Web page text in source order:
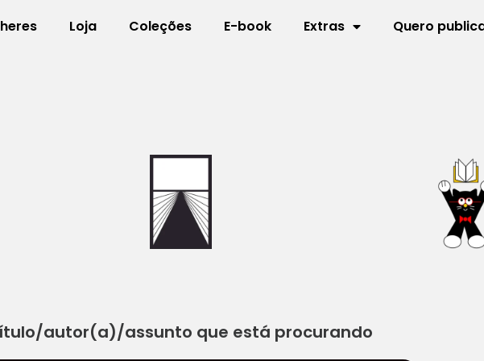
Loja Coleções E-book Extras Quero
autor(a)/assunto que está procurando